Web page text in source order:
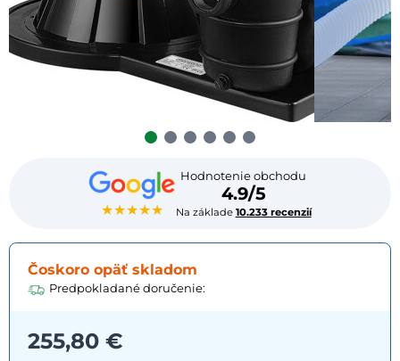
★★★★★
Hodnotenie obchodu
4.9/5
Na základe 10.233 recenzií
Čoskoro opäť skladom
Predpokladané doručenie:
255,80 €